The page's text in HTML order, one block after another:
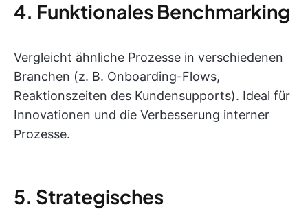
4. Funktionales Benchmarking
Vergleicht ähnliche Prozesse in verschiedenen
Branchen (z. B. Onboarding-Flows,
Reaktionszeiten des Kundensupports). Ideal für
Innovationen und die Verbesserung interner
Prozesse.
5. Strategisches